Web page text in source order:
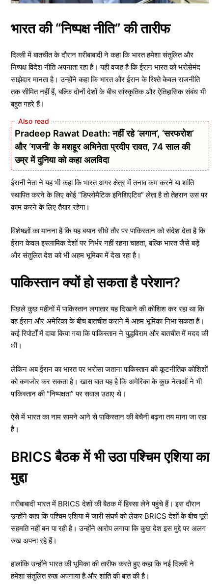
भारत की “निष्पक्ष नीति” की तारीफ
दिल्ली में बातचीत के दौरान ग़रीबाबादी ने कहा कि भारत हमेशा संतुलित और
निष्पक्ष विदेश नीति अपनाता रहा है। यही वजह है कि ईरान भारत को भरोसेमंद
साझेदार मानता है। उन्होंने कहा कि भारत और ईरान के रिश्ते केवल राजनीति
तक सीमित नहीं हैं, बल्कि दोनों देशों के बीच सांस्कृतिक और ऐतिहासिक संबंध भी
बहुत गहरे हैं।
Pradeep Rawat Death: नहीं रहे ‘लगान’, ‘सरफरोश’
और ‘गजनी’ के मशहूर अभिनेता प्रदीप रावत, 74 साल की
उम्र में दुनिया को कहा अलविदा
ईरानी नेता ने यह भी कहा कि भारत अगर क्षेत्र में तनाव कम करने या शांति
स्थापित करने के लिए कोई “डिप्लोमैटिक इनिशिएटिव” लेता है तो तेहरान उस पर
काम करने के लिए तैयार रहेगा।
विशेषज्ञों का मानना है कि यह बयान सीधे तौर पर पाकिस्तान को संदेश देता है कि
ईरान केवल इस्लामिक देशों पर निर्भर नहीं रहना चाहता, बल्कि भारत जैसे बड़े
और संतुलित देश को भी अहम भूमिका में देख रहा है।
पाकिस्तान क्यों हो सकता है परेशान?
पिछले कुछ महीनों में पाकिस्तान लगातार यह दिखाने की कोशिश कर रहा था कि
वह ईरान और अमेरिका के बीच बातचीत कराने में अहम भूमिका निभा सकता है।
कई रिपोर्टों में दावा किया गया कि पाकिस्तान ने युद्धविराम और बातचीत में मदद की
थी।
लेकिन अब ईरान का भारत पर भरोसा जताना पाकिस्तान की कूटनीतिक कोशिशों
को कमजोर कर सकता है। खास बात यह है कि अमेरिका के कुछ नेताओं ने भी
पाकिस्तान की “निष्पक्षता” पर सवाल उठाए थे।
ऐसे में भारत का नाम सामने आने से पाकिस्तान की बेचैनी बढ़ना तय माना जा रहा
है।
BRICS बैठक में भी उठा पश्चिम एशिया का
मुद्दा
ग़रीबाबादी भारत में BRICS देशों की बैठक में हिस्सा लेने पहुंचे हैं। इस दौरान
उन्होंने कहा कि पश्चिम एशिया में जारी संघर्ष को लेकर BRICS देशों के बीच पूरी
सहमति नहीं बन पा रही है। उन्होंने आरोप लगाया कि कुछ देश इस मुद्दे पर अलग
रुख अपना रहे हैं।
हालांकि उन्होंने भारत की भूमिका की तारीफ करते हुए कहा कि नई दिल्ली ने
हमेशा संतुलित रुख अपनाया है और शांति की बात की है।